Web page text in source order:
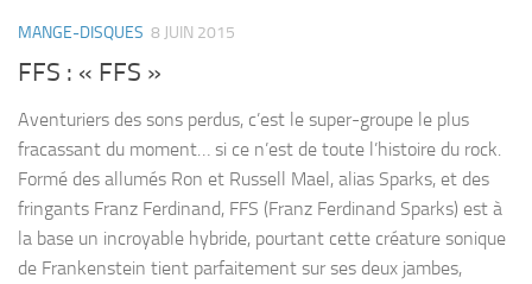
MANGE-DISQUES 8 JUIN 2015
FFS : « FFS »
Aventuriers des sons perdus, c’est le super-groupe le plus
fracassant du moment… si ce n’est de toute l’histoire du rock.
Formé des allumés Ron et Russell Mael, alias Sparks, et des
fringants Franz Ferdinand, FFS (Franz Ferdinand Sparks) est à
la base un incroyable hybride, pourtant cette créature sonique
de Frankenstein tient parfaitement sur ses deux jambes,